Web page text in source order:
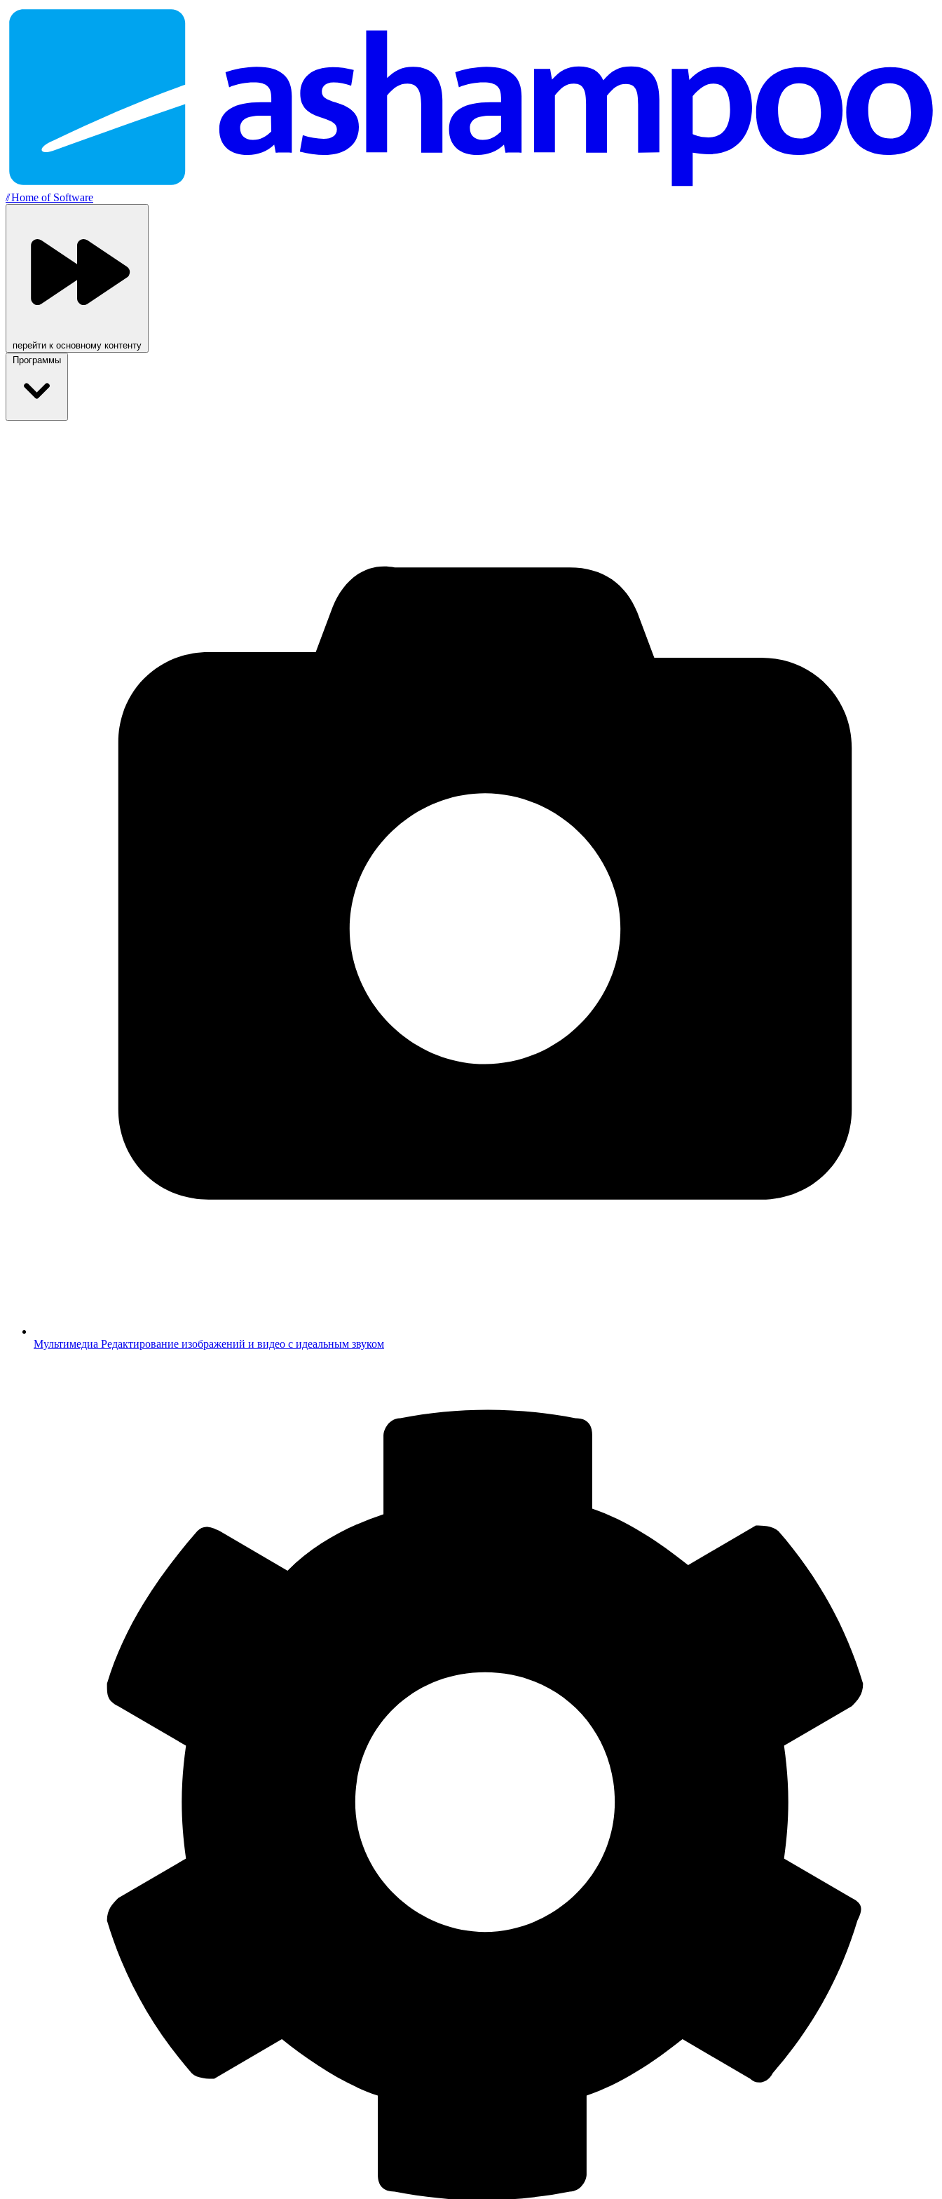
//Home of Software
перейти к основному контенту
Программы
Мультимедиа Редактирование изображений и видео с идеальным звуком